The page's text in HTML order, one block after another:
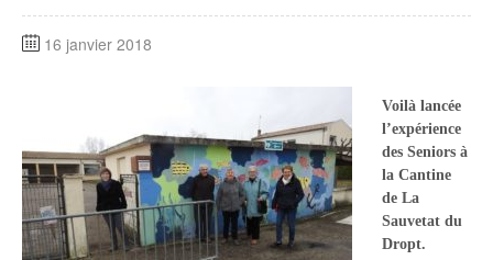
Archives
16 janvier 2018
Voilà lancée
l’expérience
des Seniors à
la Cantine
de La
Sauvetat du
Dropt.